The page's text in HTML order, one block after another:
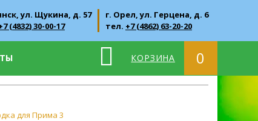
ул. Щукина, д. 57
(4832) 30-00-17
г. Орел, ул. Герцена, д. 6
тел. +7 (4862) 63-20-20
КОРЗИНА 0
для Прима 3